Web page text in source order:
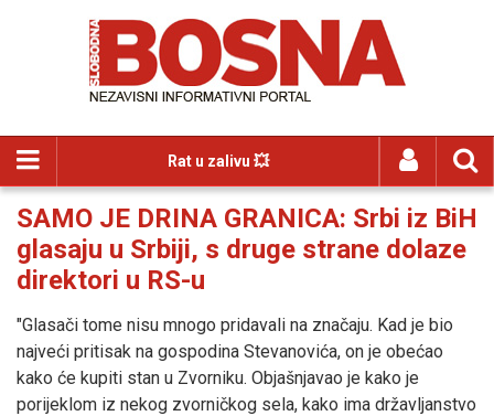
Rat u zalivu 💥
SAMO JE DRINA GRANICA: Srbi iz BiH
glasaju u Srbiji, s druge strane dolaze
direktori u RS-u
"Glasači tome nisu mnogo pridavali na značaju. Kad je bio
najveći pritisak na gospodina Stevanovića, on je obećao
kako će kupiti stan u Zvorniku. Objašnjavao je kako je
porijeklom iz nekog zvorničkog sela, kako ima državljanstvo